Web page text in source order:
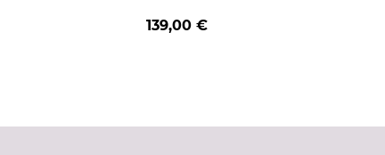
139,00 €